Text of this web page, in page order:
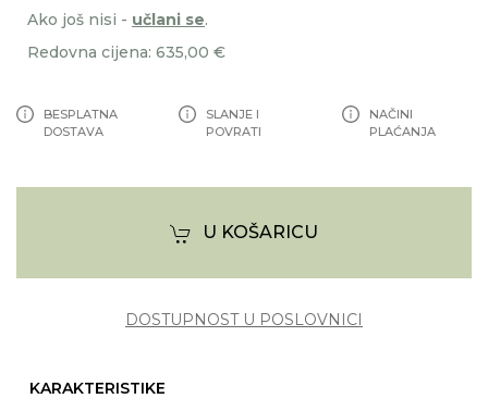
Ako još nisi - učlani se.
Redovna cijena: 635,00 €
BESPLATNA
DOSTAVA
SLANJE I
POVRATI
NAČINI
PLAĆANJA
U KOŠARICU
DOSTUPNOST U POSLOVNICI
KARAKTERISTIKE